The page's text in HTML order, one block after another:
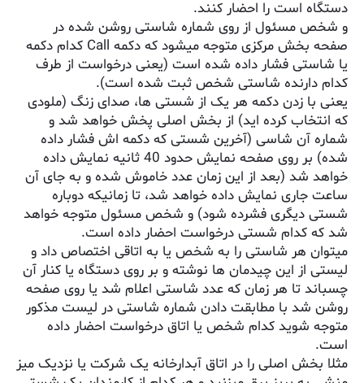
دستگاه است را احضار کنند.
و شخص مسئول از روی شماره شاستی روشن شده در
صفحه بخش مرکزی متوجه میشود که دکمه Call کدام دکمه
یا شاستی فشار داده شده است (یعنی درخواست از طرف
کدام دارنده شاستی شخص ثبت شده است).
یعنی با زدن دکمه هر یک از شستی ها، صدای زنگ (ملودی
که انتخاب کرده اید) از بخش اصلی پخش خواهد شد و
شماره آن شاسی (آخرین شستی که دکمه اش فشار داده
شده) بر روی صفحه نمایش حدود 40 ثانیه نمایش داده
خواهد شد (بعد از این زمان عدد خاموش شده و به جای آن
ساعت جاری نمایش داده خواهد شد، تا زمانیکه دوباره
شستی دیگری فشرده شود) و شخص مسئول متوجه خواهد
شد که کدام شستی درخواست احضار داده است.
میتوان هر شاستی را به شخص یا به اتاقی اختصاص داد و
لیستی از این چیدمان ها نوشته و بر روی دستگاه یا کنار آن
چسباند تا هر زمان که عدد شاستی اعلام شد یا روی صفحه
روشن شد با مطابقت دادن شماره شاستی در لیست مذکور
متوجه شوید کدام شخص یا اتاق درخواست احضار داده
است.
مثلا بخش اصلی را در اتاق آبدارخانه یک شرکت یا نزدیک میز